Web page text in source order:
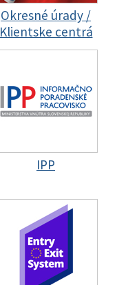
Okresné úrady /
Klientske centrá
IPP